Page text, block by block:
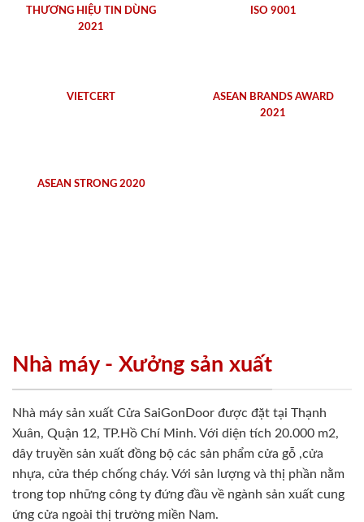
THƯƠNG HIỆU TIN DÙNG
2021
ISO 9001
VIETCERT
ASEAN BRANDS AWARD
2021
ASEAN STRONG 2020
Nhà máy - Xưởng sản xuất
Nhà máy sản xuất Cửa SaiGonDoor được đặt tại Thạnh
Xuân, Quận 12, TP.Hồ Chí Minh. Với diện tích 20.000 m2,
dây truyền sản xuất đồng bộ các sản phẩm cửa gỗ ,cửa
nhựa, cửa thép chống cháy. Với sản lượng và thị phần nằm
trong top những công ty đứng đầu về ngành sản xuất cung
ứng cửa ngoài thị trường miền Nam.